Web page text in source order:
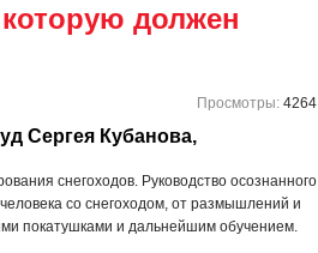
которую должен
Просмотры: 4264
Сергея Кубанова,
снегоходов. Руководство осознанного
со снегоходом, от размышлений и
покатушками и дальнейшим обучением.